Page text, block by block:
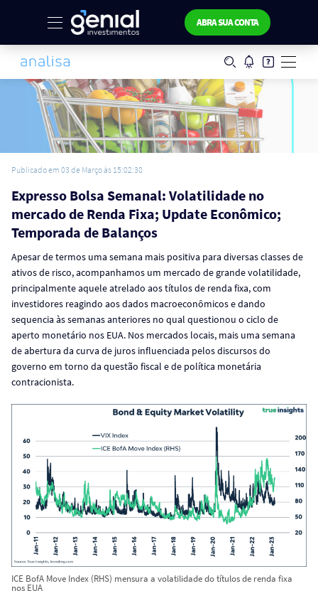
ABRA SUA CONTA
Publicado em 03 de Março às 15:02:30
Expresso Bolsa Semanal: Volatilidade no
mercado de Renda Fixa; Update Econômico;
Temporada de Balanços
Apesar de termos uma semana mais positiva para diversas classes de
ativos de risco, acompanhamos um mercado de grande volatilidade,
principalmente aquele atrelado aos títulos de renda fixa, com
investidores reagindo aos dados macroeconômicos e dando
sequencia às semanas anteriores no qual questionou o ciclo de
aperto monetário nos EUA. Nos mercados locais, mais uma semana
de abertura da curva de juros influenciada pelos discursos do
governo em torno da questão fiscal e de política monetária
contracionista.
ICE BofA Move Index (RHS) mensura a volatilidade do títulos de renda fixa
nos EUA